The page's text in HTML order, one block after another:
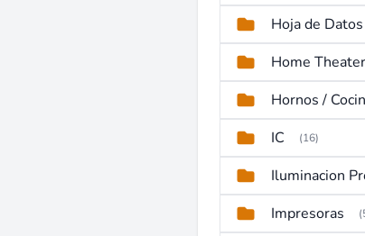
Hoja de
Home Theater
Hornos /
IC (16)
Iluminacion
Impresoras